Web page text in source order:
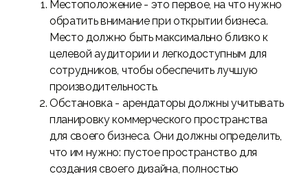
Местоположение - это первое, на что нужно
обратить внимание при открытии бизнеса.
Место должно быть максимально близко к
целевой аудитории и легкодоступным для
сотрудников, чтобы обеспечить лучшую
производительность.
Обстановка - арендаторы должны учитывать
планировку коммерческого пространства
для своего бизнеса. Они должны определить,
что им нужно: пустое пространство для
создания своего дизайна, полностью